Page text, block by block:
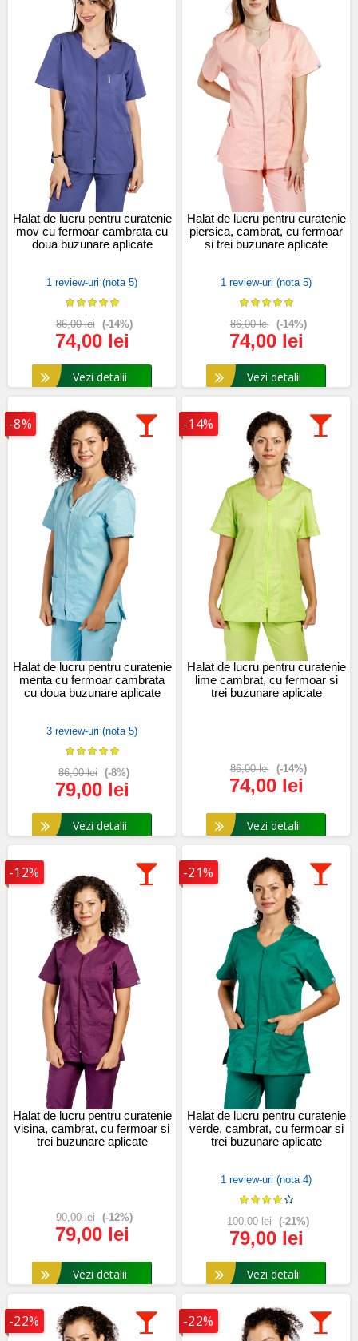
Halat de lucru pentru curatenie
mov cu fermoar cambrata cu
doua buzunare aplicate
1 review-uri (nota 5)
86,00 lei (-14%)
74,00 lei
Vezi detalii
Halat de lucru pentru curatenie
piersica, cambrat, cu fermoar
si trei buzunare aplicate
1 review-uri (nota 5)
86,00 lei (-14%)
74,00 lei
Vezi detalii
-8%
Halat de lucru pentru curatenie
menta cu fermoar cambrata
cu doua buzunare aplicate
3 review-uri (nota 5)
86,00 lei (-8%)
79,00 lei
Vezi detalii
-14%
Halat de lucru pentru curatenie
lime cambrat, cu fermoar si
trei buzunare aplicate
86,00 lei (-14%)
74,00 lei
Vezi detalii
-12%
Halat de lucru pentru curatenie
visina, cambrat, cu fermoar si
trei buzunare aplicate
90,00 lei (-12%)
79,00 lei
Vezi detalii
-21%
Halat de lucru pentru curatenie
verde, cambrat, cu fermoar si
trei buzunare aplicate
1 review-uri (nota 4)
100,00 lei (-21%)
79,00 lei
Vezi detalii
-22% -22%